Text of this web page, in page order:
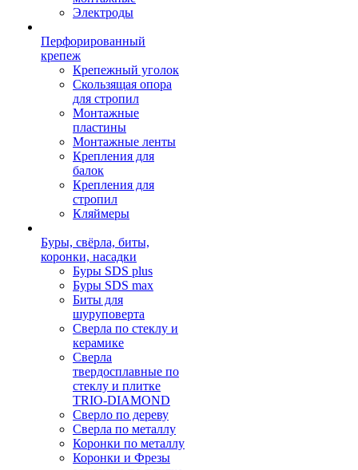
Электроды
Перфорированный
крепеж
Крепежный уголок
Скользящая опора
для стропил
Монтажные
пластины
Монтажные ленты
Крепления для
балок
Крепления для
стропил
Кляймеры
Буры, свёрла, биты,
коронки, насадки
Буры SDS plus
Буры SDS max
Биты для
шуруповерта
Сверла по стеклу и
керамике
Сверла
твердосплавные по
стеклу и плитке
TRIO-DIAMOND
Сверло по дереву
Сверла по металлу
Коронки по металлу
Коронки и Фрезы